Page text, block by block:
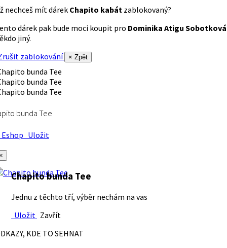
nechceš mít dárek Chapito kabát zablokovaný?
dárek pak bude moci koupit pro Dominika Atigu Sobotková
jiný.
zablokování
× Zpět
bunda Tee
Uložit
Chapito bunda Tee
Jednu z těchto tří, výběr nechám na vas
Uložit Zavřít
KDE TO SEHNAT